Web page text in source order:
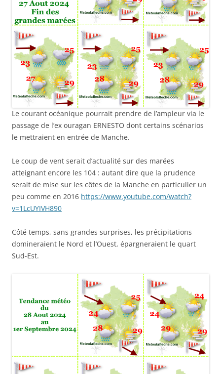
Le courant océanique pourrait prendre de l’ampleur via le
passage de l’ex ouragan ERNESTO dont certains scénarios
le mettraient en entrée de Manche.
Le coup de vent serait d’actualité sur des marées
atteignant encore les 104 : autant dire que la prudence
serait de mise sur les côtes de la Manche en particulier un
peu comme en 2016 https://www.youtube.com/watch?
v=1LcUYIVH890
Côté temps, sans grandes surprises, les précipitations
domineraient le Nord et l’Ouest, épargneraient le quart
Sud-Est.